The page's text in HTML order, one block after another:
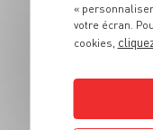
4 pers.
«
votre écran.
cookies,